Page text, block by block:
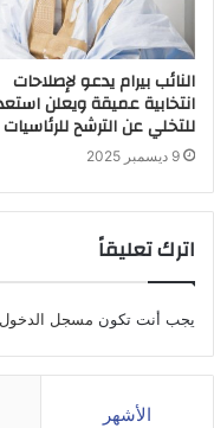
النائب بيرام يدعو لإصلاحات
انتخابية عميقة ويعلن
للتخلي عن الترشح للرئاسيات
9 ديسمبر 2025
اترك تعليقاً
يجب أنت تكون مسجل الدخول
الأشهر